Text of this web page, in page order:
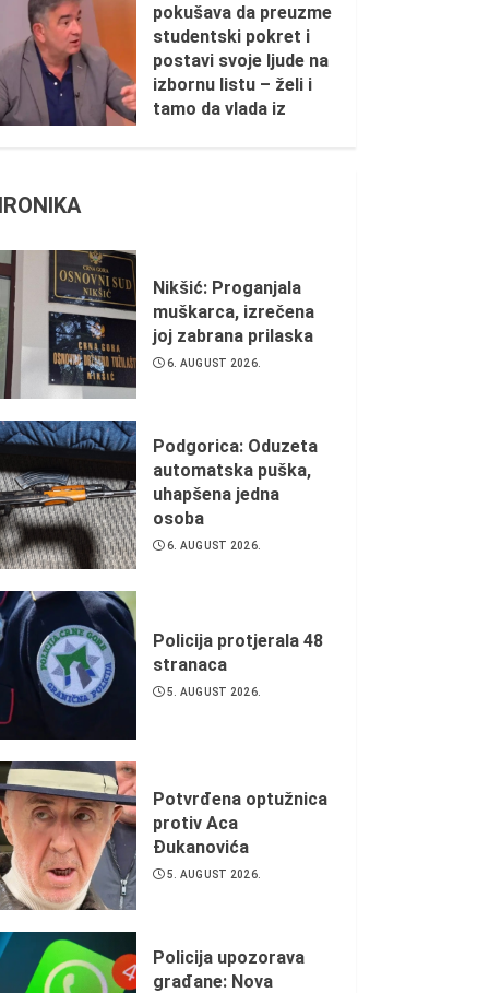
pokušava da preuzme
studentski pokret i
postavi svoje ljude na
izbornu listu – želi i
tamo da vlada iz
Nikšić: Proganjala
muškarca, izrečena
joj zabrana prilaska
6. AUGUST 2026.
Podgorica: Oduzeta
automatska puška,
uhapšena jedna
osoba
6. AUGUST 2026.
Policija protjerala 48
stranaca
5. AUGUST 2026.
Potvrđena optužnica
protiv Aca
Đukanovića
5. AUGUST 2026.
Policija upozorava
građane: Nova